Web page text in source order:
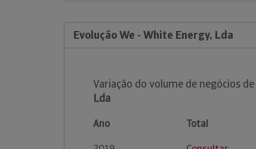
Evolução We - White Energy, Lda
Variação do volume de negócios de
Lda
Ano Total